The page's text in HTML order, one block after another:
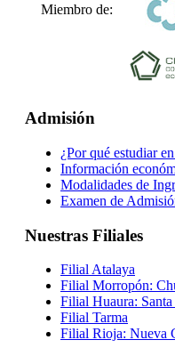
Miembro de:
Admisión
¿Por qué estudiar
Información
Modalidades de
Examen de
Nuestras Filiales
Filial Atalaya
Filial Morropón:
Filial Huaura:
Filial Tarma
Filial Rioja: Nueva